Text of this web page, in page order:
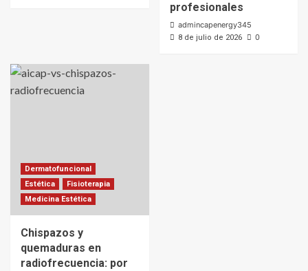
profesionales
admincapenergy345
8 de julio de 2026 0
Dermatofuncional
Estética
Fisioterapia
Medicina Estética
Chispazos y
quemaduras en
radiofrecuencia: por